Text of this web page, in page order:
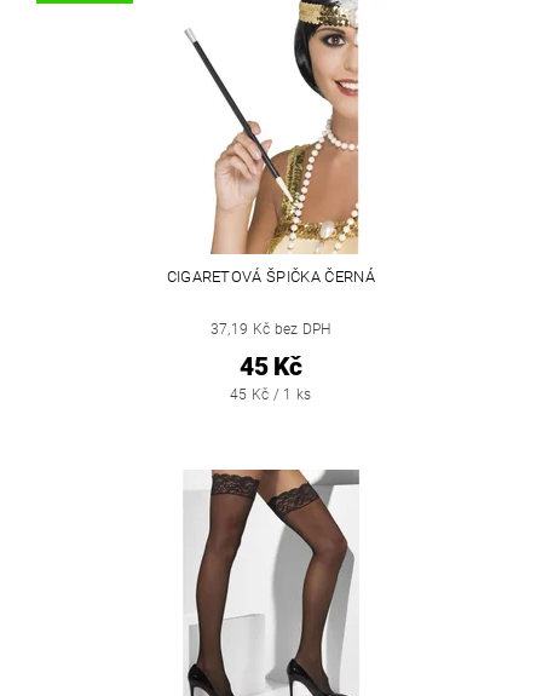
CIGARETOVÁ ŠPIČKA ČERNÁ
37,19 Kč bez DPH
45 Kč
45 Kč / 1 ks